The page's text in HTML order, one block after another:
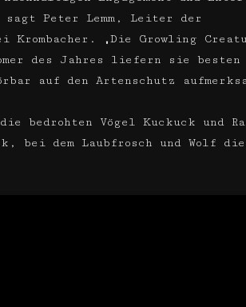
sagt Peter Lemm, Leiter der
Krombacher. „Die Growling
des Jahres liefern sie besten
auf den Artenschutz
bedrohten Vögel Kuckuck und
bei dem Laubfrosch und Wolf